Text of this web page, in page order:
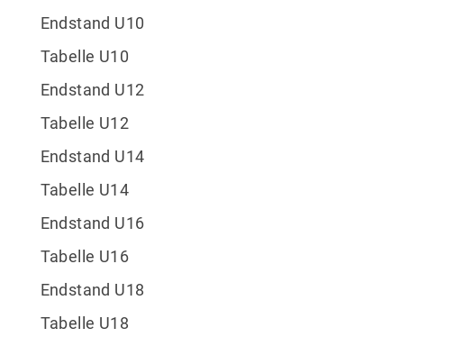
Endstand U10
Tabelle U10
Endstand U12
Tabelle U12
Endstand U14
Tabelle U14
Endstand U16
Tabelle U16
Endstand U18
Tabelle U18
Sportangebote finden
Unser Sportangebot